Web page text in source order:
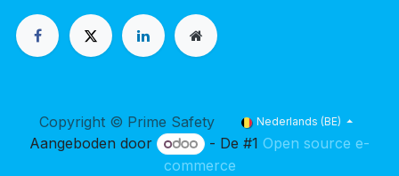
Copyright © Prime Safety Nederlands (BE)
Aangeboden door - De #1Open source e-
commerce